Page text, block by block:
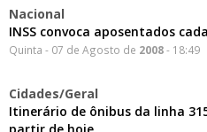
Nacional
INSS convoca aposentados
Quinta - 07 de Agosto de 2008- 18:49
Cidades/Geral
Itinerário de ônibus da linha
partir de hoje